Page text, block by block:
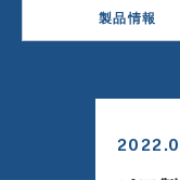
製品情報